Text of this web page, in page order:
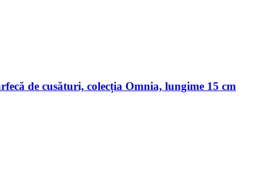
de cusături, colecția Omnia, lungime 15 cm